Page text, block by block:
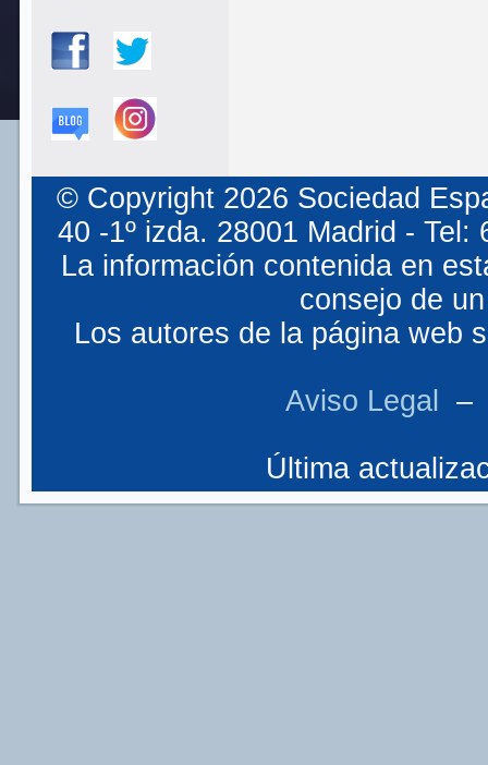
© Copyright 2026 Sociedad
40 -1º izda. 28001 Madrid -
La información contenida en
consejo de
Los autores de la página web
Aviso Legal
Última